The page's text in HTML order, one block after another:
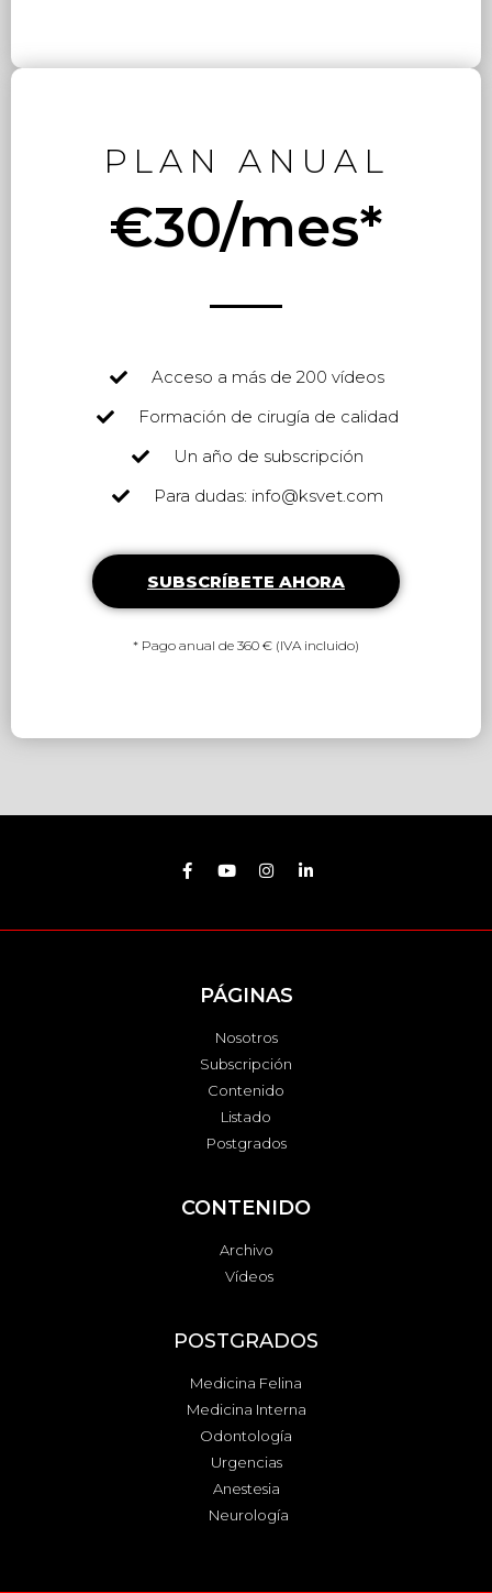
PLAN ANUAL
€30/mes*
Acceso a más de 200 vídeos
Formación de cirugía de calidad
Un año de subscripción
Para dudas: info@ksvet.com
SUBSCRÍBETE AHORA
* Pago anual de 360 € (IVA incluido)
PÁGINAS
Nosotros
Subscripción
Contenido
Listado
Postgrados
CONTENIDO
Archivo
Vídeos
POSTGRADOS
Medicina Felina
Medicina Interna
Odontología
Urgencias
Anestesia
Neurología